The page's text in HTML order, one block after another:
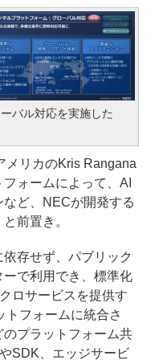
バル対応を実施した
リカのKris Rangana
ォームによって、AI
ど、NECが開発する
前置き。
存せず、パブリック
で利用でき、標準化
ロサービスを提供す
トフォームに統合さ
プラットフォーム共
SDK、エッジサービ